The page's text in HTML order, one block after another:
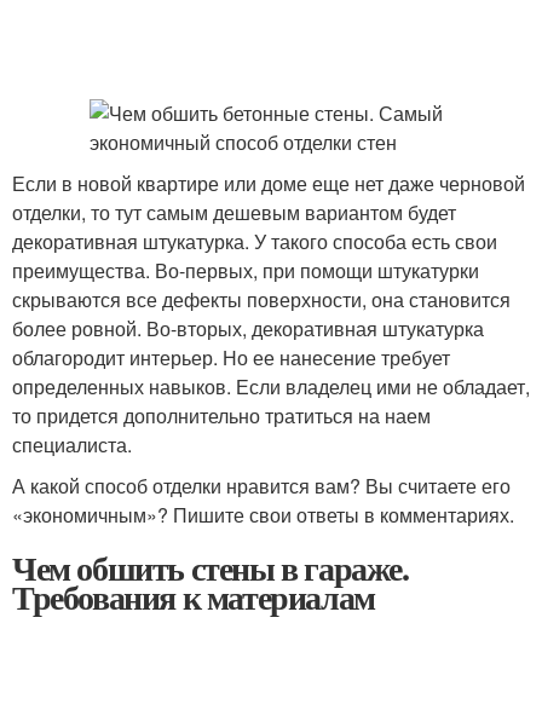
Если в новой квартире или доме еще нет даже черновой
отделки, то тут самым дешевым вариантом будет
декоративная штукатурка. У такого способа есть свои
преимущества. Во-первых, при помощи штукатурки
скрываются все дефекты поверхности, она становится
более ровной. Во-вторых, декоративная штукатурка
облагородит интерьер. Но ее нанесение требует
определенных навыков. Если владелец ими не обладает,
то придется дополнительно тратиться на наем
специалиста.
А какой способ отделки нравится вам? Вы считаете его
«экономичным»? Пишите свои ответы в комментариях.
Чем обшить стены в гараже.
Требования к материалам